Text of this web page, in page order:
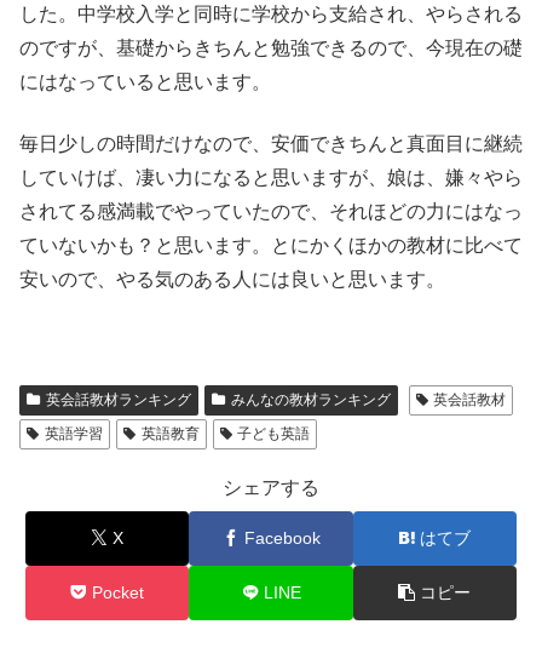
した。中学校入学と同時に学校から支給され、やらされる
のですが、基礎からきちんと勉強できるので、今現在の礎
にはなっていると思います。
毎日少しの時間だけなので、安価できちんと真面目に継続
していけば、凄い力になると思いますが、娘は、嫌々やら
されてる感満載でやっていたので、それほどの力にはなっ
ていないかも？と思います。とにかくほかの教材に比べて
安いので、やる気のある人には良いと思います。
英会話教材ランキング みんなの教材ランキング
英会話教材
英語学習
英語教育 子ども英語
シェアする
X Facebook はてブ
Pocket LINE コピー